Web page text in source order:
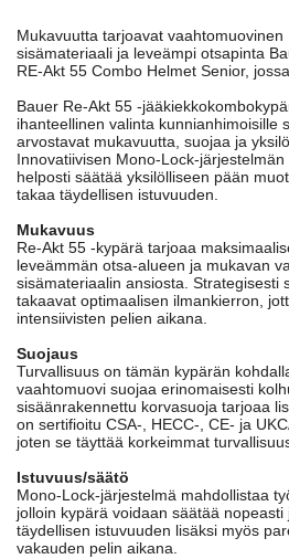
Mukavuutta tarjoavat vaahtomuovinen
sisämateriaali ja leveämpi otsapinta
RE-Akt 55 Combo Helmet Senior,
Bauer Re-Akt 55 -
ihanteellinen valinta kunnianhimoisille
arvostavat mukavuutta, suojaa ja
Innovatiivisen Mono-Lock-
helposti säätää yksilölliseen pään
takaa täydellisen istuvuuden.
Mukavuus
Re-Akt 55 -kypärä tarjoaa
leveämmän otsa-alueen ja mukavan
sisämateriaalin ansiosta. Strategisesti
takaavat optimaalisen ilmankierron,
intensiivisten pelien aikana.
Suojaus
Turvallisuus on tämän kypärän
vaahtomuovi suojaa erinomaisesti
sisäänrakennettu korvasuoja tarjoaa
on sertifioitu CSA-, HECC-, CE- ja
joten se täyttää korkeimmat
Istuvuus/säätö
Mono-Lock-järjestelmä mahdollistaa
jolloin kypärä voidaan säätää
täydellisen istuvuuden lisäksi myös
vakauden pelin aikana.